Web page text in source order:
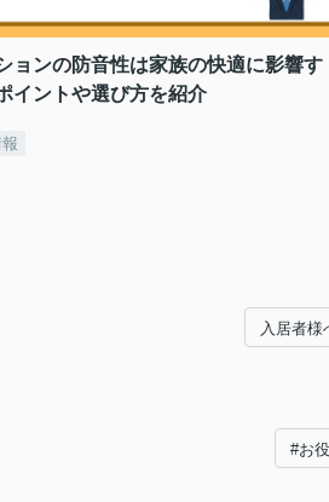
ョンの防音性は家族の快適に影響す
イントや選び方を紹介
入居者様
#お